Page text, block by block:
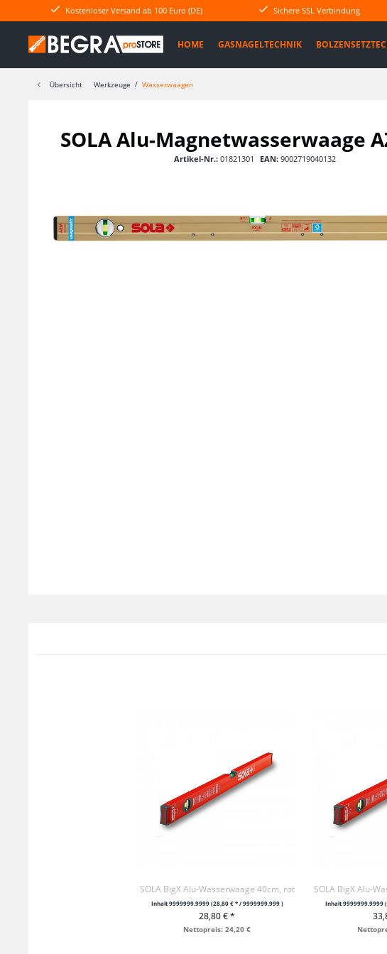
Kostenloser Versand ab 100 Euro (DE) Sichere SSL Verbindung
HOME GASNAGELTECHNIK
Übersicht Werkzeuge Wasserwaagen
SOLA Alu-Magnetwasserwaage
Artikel-Nr.: 01821301 EAN: 9002719040132
SOLA BigX Alu-Wasserwaage 40cm, rot
Inhalt9999999.9999(28,80 € * / 9999999.999 )
28,80 € *
+ IN DEN WARENKORB
Nettopreis: 24,20 €
SOLA BigX Alu-
Inhalt9999999.9999
+ IN DEN